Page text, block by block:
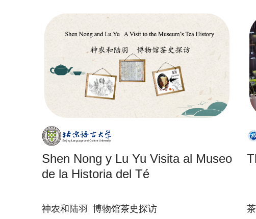
Shen Nong y Lu Yu Visita al Museo
de la Historia del Té
神农和陆羽 博物馆茶史探访